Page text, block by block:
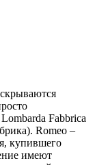
Fabbrica
Romeo –
купившего
имеют